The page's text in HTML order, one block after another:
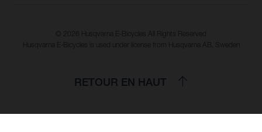
© 2026 Husqvarna E-Bicycles All Rights Reserved
Husqvarna E-Bicycles is used under license from Husqvarna AB, Sweden
RETOUR EN HAUT